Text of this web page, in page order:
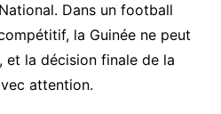
Dans un football
la Guinée ne peut
et la décision finale de la
attention.